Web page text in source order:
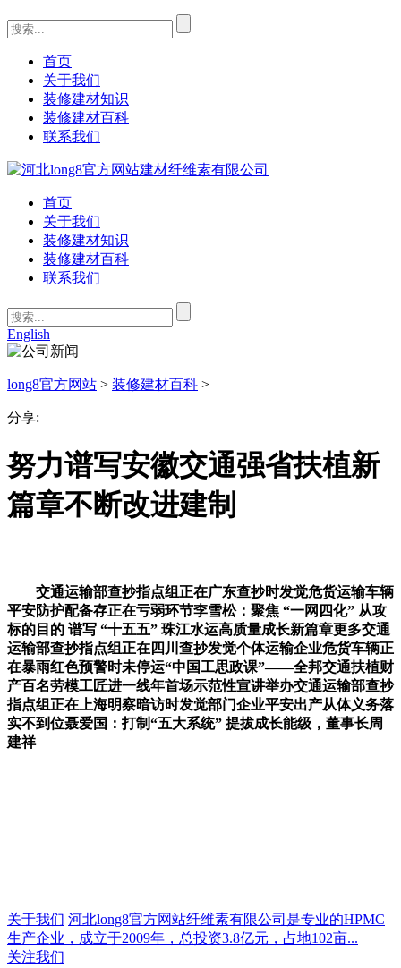
首页
关于我们
装修建材知识
装修建材百科
联系我们
首页
关于我们
装修建材知识
装修建材百科
联系我们
English
long8官方网站 > 装修建材百科 >
分享:
努力谱写安徽交通强省扶植新
篇章不断改进建制
交通运输部查抄指点组正在广东查抄时发觉危货运输车辆
平安防护配备存正在亏弱环节李雪松：聚焦 “一网四化” 从攻
标的目的 谱写 “十五五” 珠江水运高质量成长新篇章更多交通
运输部查抄指点组正在四川查抄发觉个体运输企业危货车辆正
在暴雨红色预警时未停运“中国工思政课”——全邦交通扶植财
产百名劳模工匠进一线年首场示范性宣讲举办交通运输部查抄
指点组正在上海明察暗访时发觉部门企业平安出产从体义务落
实不到位聂爱国：打制“五大系统” 提拔成长能级，董事长周
建祥
关于我们 河北long8官方网站纤维素有限公司是专业的HPMC
生产企业，成立于2009年，总投资3.8亿元，占地102亩...
关注我们